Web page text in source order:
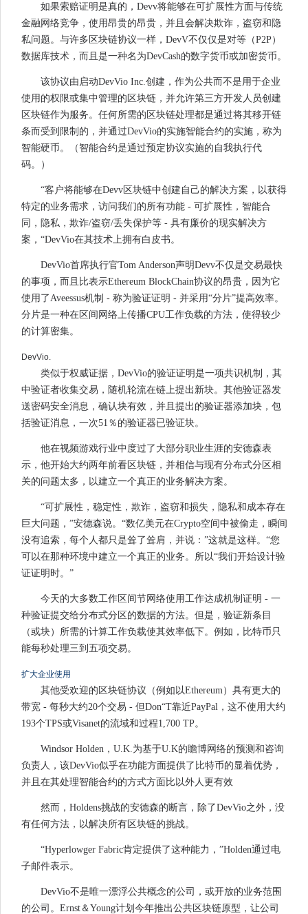
如果索赔证明是真的，Devv将能够在可扩展性方面与传统
金融网络竞争，使用昂贵的昂贵，并且会解决欺诈，盗窃和隐
私问题。与许多区块链协议一样，DevV不仅仅是对等（P2P）
数据库技术，而且是一种名为DevCash的数字货币或加密货币。
该协议由启动DevVio Inc.创建，作为公共而不是用于企业
使用的权限或集中管理的区块链，并允许第三方开发人员创建
区块链作为服务。任何所需的区块链处理都是通过将其移开链
条而受到限制的，并通过DevVio的实施智能合约的实施，称为
智能硬币。（智能合约是通过预定协议实施的自我执行代
码。）
“客户将能够在Devv区块链中创建自己的解决方案，以获得
特定的业务需求，访问我们的所有功能 - 可扩展性，智能合
同，隐私，欺诈/盗窃/丢失保护等 - 具有廉价的现实解决方
案，“DevVio在其技术上拥有白皮书。
DevVio首席执行官Tom Anderson声明Devv不仅是交易最快
的事项，而且比表示Ethereum BlockChain协议的昂贵，因为它
使用了Aveessus机制 - 称为验证证明 - 并采用“分片”提高效率。
分片是一种在区间网络上传播CPU工作负载的方法，使得较少
的计算密集。
DevVio.
类似于权威证据，DevVio的验证证明是一项共识机制，其
中验证者收集交易，随机轮流在链上提出新块。其他验证器发
送密码安全消息，确认块有效，并且提出的验证器添加块，包
括验证消息，一次51％的验证器已验证块。
他在视频游戏行业中度过了大部分职业生涯的安德森表
示，他开始大约两年前看区块链，并相信与现有分布式分区相
关的问题太多，以建立一个真正的业务解决方案。
“可扩展性，稳定性，欺诈，盗窃和损失，隐私和成本存在
巨大问题，”安德森说。“数亿美元在Crypto空间中被偷走，瞬间
没有追索，每个人都只是耸了耸肩，并说：”这就是这样。“您
可以在那种环境中建立一个真正的业务。所以“我们开始设计验
证证明时。”
今天的大多数工作区间节网络使用工作达成机制证明 - 一
种验证提交给分布式分区的数据的方法。但是，验证新条目
（或块）所需的计算工作负载使其效率低下。例如，比特币只
能每秒处理三到五项交易。
扩大企业使用
其他受欢迎的区块链协议（例如以Ethereum）具有更大的
带宽 - 每秒大约20个交易 - 但Don“T靠近PayPal，这不使用大约
193个TPS或Visanet的流域和过程1,700 TP。
Windsor Holden，U.K.为基于U.K的瞻博网络的预测和咨询
负责人，该DevVio似乎在功能方面提供了比特币的显着优势，
并且在其处理智能合约的方式方面比以外人更有效
然而，Holdens挑战的安德森的断言，除了DevVio之外，没
有任何方法，以解决所有区块链的挑战。
“Hyperlowger Fabric肯定提供了这种能力，”Holden通过电
子邮件表示。
DevVio不是唯一漂浮公共概念的公司，或开放的业务范围
的公司。Ernst＆Young计划今年推出公共区块链原型，让公司